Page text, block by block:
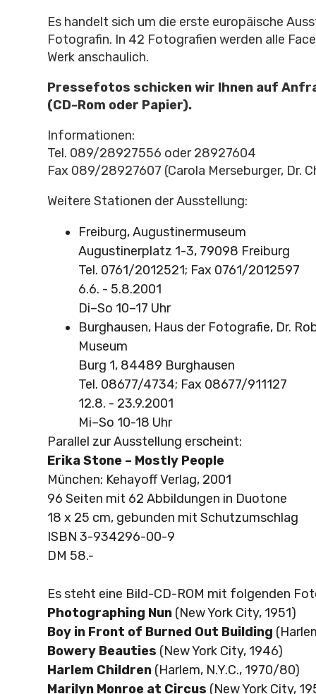
Es handelt sich um die erste europäische
Fotografin. In 42 Fotografien werden alle
Werk anschaulich.
Pressefotos schicken wir Ihnen auf
(CD-Rom oder Papier).
Informationen:
Tel. 089/28927556 oder 28927604
Fax 089/28927607 (Carola Merseburger, Dr.
Weitere Stationen der Ausstellung:
Freiburg, Augustinermuseum
Augustinerplatz 1-3, 79098 Freiburg
Tel. 0761/2012521; Fax 0761/2012597
6.6. - 5.8.2001
Di–So 10–17 Uhr
Burghausen, Haus der Fotografie, Dr.
Museum
Burg 1, 84489 Burghausen
Tel. 08677/4734; Fax 08677/911127
12.8. - 23.9.2001
Mi–So 10-18 Uhr
Parallel zur Ausstellung erscheint:
Erika Stone – Mostly People
München: Kehayoff Verlag, 2001
96 Seiten mit 62 Abbildungen in Duotone
18 x 25 cm, gebunden mit Schutzumschlag
ISBN 3-934296-00-9
DM 58.-
Es steht eine Bild-CD-ROM mit folgenden
Photographing Nun(New York City, 1951)
Boy in Front of Burned Out Building
Bowery Beauties (New York City, 1946)
Harlem Children(Harlem, N.Y.C., 1970/80)
Marilyn Monroe at Circus (New York City,